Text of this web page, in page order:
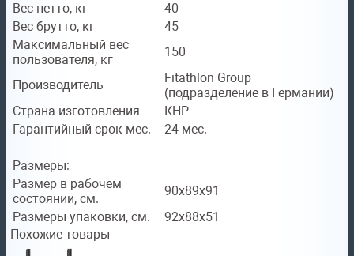
Вес нетто, кг
40
Вес брутто, кг
45
Максимальный вес
пользователя, кг
150
Производитель
Fitathlon Group
(подразделение в Германии)
Страна изготовления
КНР
Гарантийный срок мес.
24 мес.
Размеры:
Размер в рабочем
состоянии, см.
90х89x91
Размеры упаковки, см.
92х88x51
Похожие товары